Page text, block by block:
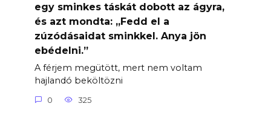
egy sminkes táskát dobott az ágyra,
és azt mondta: „Fedd el a
zúzódásaidat sminkkel. Anya jön
ebédelni.”
A férjem megütött, mert nem voltam
hajlandó beköltözni
0 325